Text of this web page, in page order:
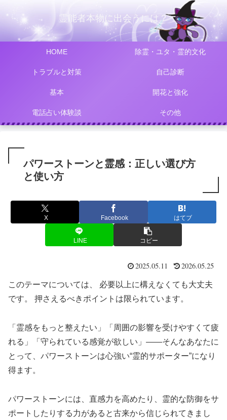
霊能者本物に出会うには？
HOME 除霊・ユタ・霊的文化
トラブルと対策 自己診断
基本 開花と強化
電話占い体験談 その他
パワーストーンと霊感：正しい選び方
と使い方
X Facebook はてブ
LINE コピー
2025.05.11 2026.05.25
このテーマについては、 必要以上に構えなくても大丈夫
です。 押さえるべきポイントは限られています。
「霊感をもっと整えたい」「周囲の影響を受けやすくて疲
れる」「守られている感覚が欲しい」——そんなあなたに
とって、パワーストーンは心強い“霊的サポーター”になり
得ます。
パワーストーンには、直感力を高めたり、霊的な防御をサ
ポートしたりする力があると古来から信じられてきまし